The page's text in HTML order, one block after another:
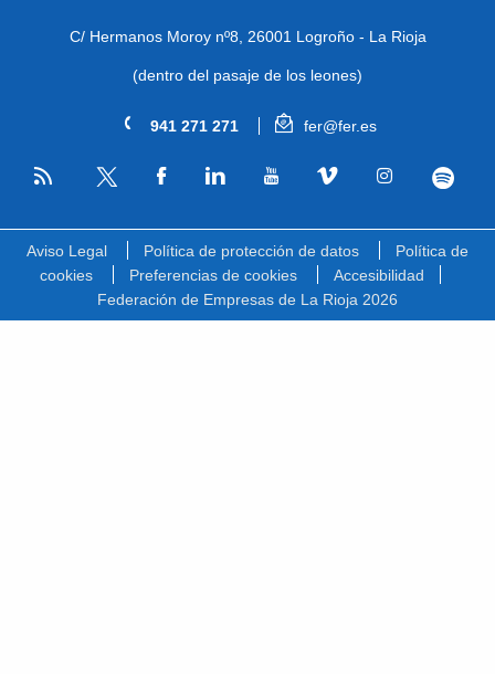
C/ Hermanos Moroy nº8, 26001 Logroño - La Rioja
(dentro del pasaje de los leones)
941 271 271 fer@fer.es
RSS
Aviso Legal Política de protección de datos
Política de
cookies
Preferencias de cookies
Accesibilidad
Federación de Empresas de La Rioja 2026